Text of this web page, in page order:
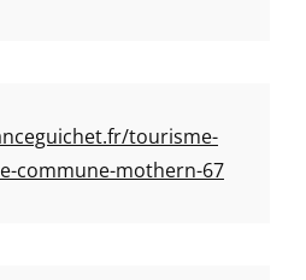
tourisme-
commune-mothern-67